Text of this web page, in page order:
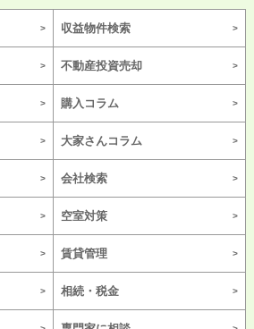
収益物件検索
不動産投資売却
購入コラム
大家さんコラム
会社検索
空室対策
賃貸管理
相続・税金